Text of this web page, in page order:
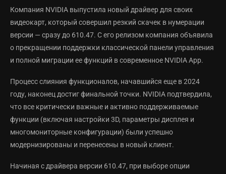
Компания NVIDIA выпустила новый драйвер для своих
видеокарт, который совершил резкий скачек в нумерации
версии — сразу до 610.47. С его релизом компания объявила
о прекращении поддержки классической панели управления
и полной миграции ее функций в современное NVIDIA App.
Процесс слияния функционалов, начавшийся еще в 2024
году, наконец достиг финальной точки. NVIDIA подтвердила,
что все критически важные и активно поддерживаемые
функции (включая настройки 3D, параметры дисплея и
многомониторные конфигурации) были успешно
модернизированы и перенесены в новый клиент.
Начиная с драйвера версии 610.47, при выборе опции